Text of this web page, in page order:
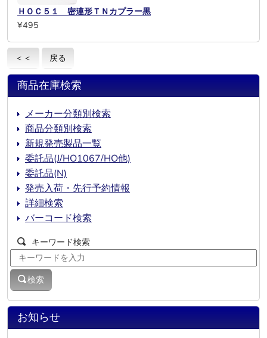
ＨＯＣ５１ 密連形ＴＮカプラー黒
¥495
＜＜ 戻る
お知らせ
商品在庫検索
メーカー分類別検索
商品分類別検索
新規発売製品一覧
委託品(J/HO1067/HO他)
委託品(N)
発売入荷・先行予約情報
詳細検索
バーコード検索
キーワード検索
検索